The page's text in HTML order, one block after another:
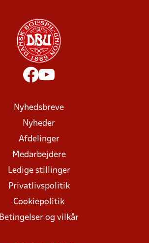
Nyhedsbreve
Nyheder
Afdelinger
Medarbejdere
Ledige stillinger
Privatlivspolitik
Cookiepolitik
Betingelser og vilkår